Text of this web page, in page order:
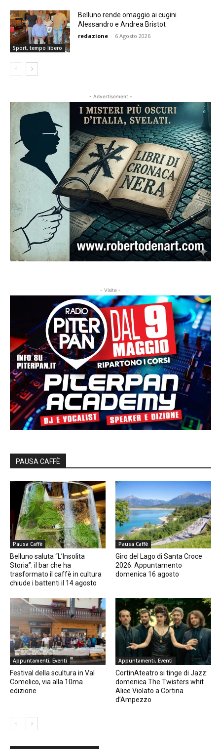
Sport, tempo libero
Belluno rende omaggio ai cugini
Alessandro e Andrea Bristot
redazione - 6 Agosto 2026
- Advertisement -
- Visite -
PAUSA CAFFÈ
Pausa Caffè
Belluno saluta “L’Insolita
Storia”: il bar che ha
trasformato il caffè in cultura
chiude i battenti il 14 agosto
Pausa Caffè
Giro del Lago di Santa Croce
2026. Appuntamento
domenica 16 agosto
Appuntamenti, Eventi
Festival della scultura in Val
Comelico, via alla 10ma
edizione
Appuntamenti, Eventi
CortinAteatro si tinge di Jazz:
domenica The Twisters whit
Alice Violato a Cortina
d’Ampezzo